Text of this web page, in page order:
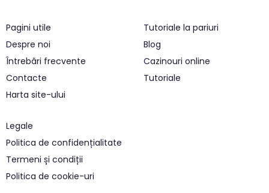
Pagini utile
Despre noi
Întrebări frecvente
Contacte
Harta site-ului
Tutoriale la pariuri
Blog
Cazinouri online
Tutoriale
Legale
Politica de confidențialitate
Termeni și condiții
Politica de cookie-uri